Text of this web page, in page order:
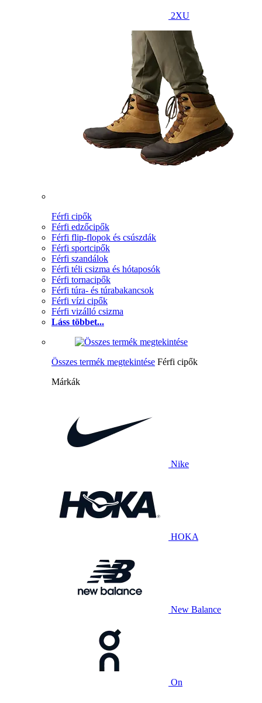
2XU
Férfi cipők
Férfi edzőcipők
Férfi flip-flopok és csúszdák
Férfi sportcipők
Férfi szandálok
Férfi téli csizma és hótaposók
Férfi tornacipők
Férfi túra- és túrabakancsok
Férfi vízi cipők
Férfi vizálló csizma
Láss többet...
Összes termék megtekintése Férfi cipők
Márkák
Nike
HOKA
New Balance
On